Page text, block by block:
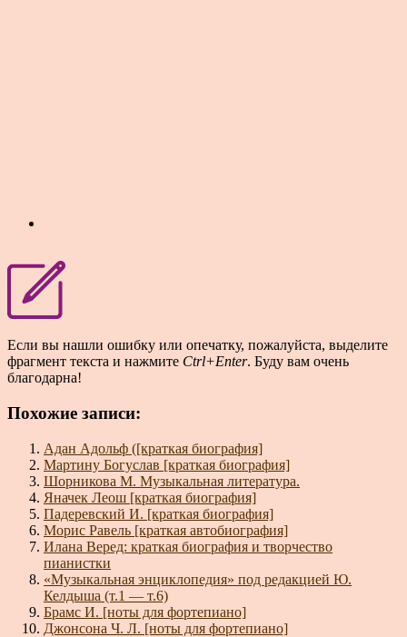
Если вы нашли ошибку или опечатку, пожалуйста, выделите
фрагмент текста и нажмите Ctrl+Enter. Буду вам очень
благодарна!
Похожие записи:
Адан Адольф ([краткая биография]
Мартину Богуслав [краткая биография]
Шорникова М. Музыкальная литература.
Яначек Леош [краткая биография]
Падеревский И. [краткая биография]
Морис Равель [краткая автобиография]
Илана Веред: краткая биография и творчество
пианистки
«Музыкальная энциклопедия» под редакцией Ю.
Келдыша (т.1 — т.6)
Брамс И. [ноты для фортепиано]
Джонсона Ч. Л. [ноты для фортепиано]